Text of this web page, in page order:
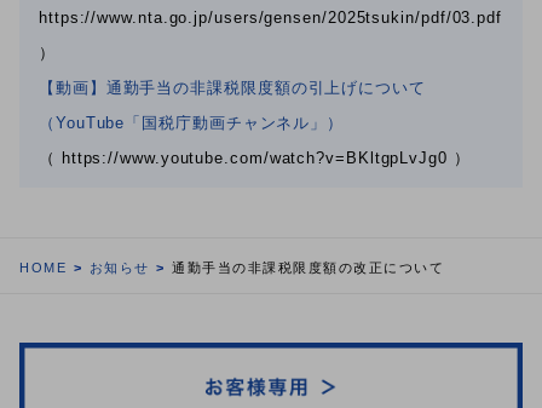
https://www.nta.go.jp/users/gensen/2025tsukin/pdf/03.pdf
）
【動画】通勤手当の非課税限度額の引上げについて
（YouTube「国税庁動画チャンネル」）
（ https://www.youtube.com/watch?v=BKltgpLvJg0 ）
HOME お知らせ 通勤手当の非課税限度額の改正について